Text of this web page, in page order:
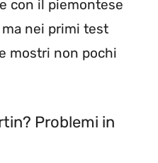
con il piemontese
nei primi test
mostri non pochi
Problemi in